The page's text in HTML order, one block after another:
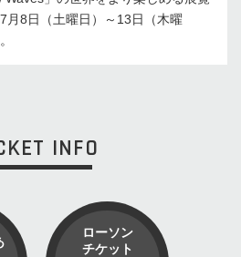
月8日（土曜日）～13日（木曜
INFO
ローソン
チケット